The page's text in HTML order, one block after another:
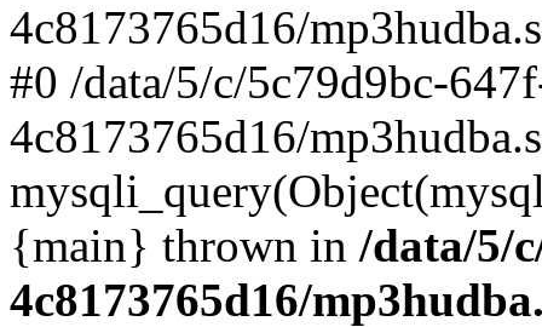
4c8173765d16/
#0 /data/5/c/5c79d9bc-
4c8173765d16/
{main} thrown in /data/5/
4c8173765d16/